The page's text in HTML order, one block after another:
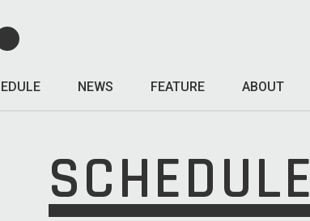
NEWS FEATURE ABOUT
SCHEDULE